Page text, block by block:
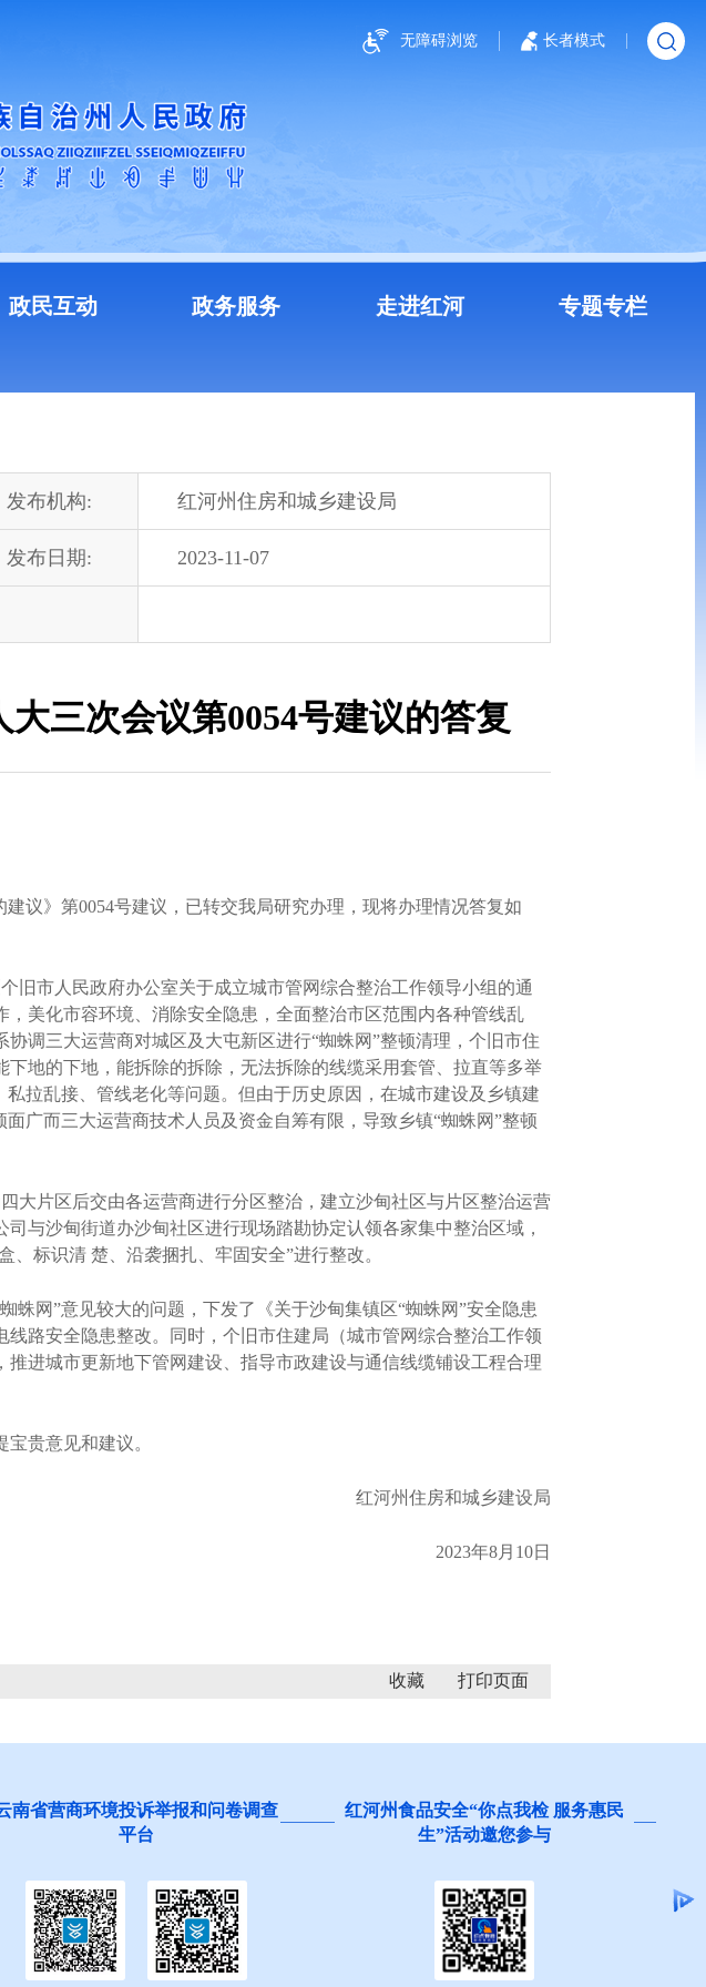
无障碍浏览 长者模式
政民互动 政务服务 走进红河 专题专栏
发布机构: 红河州住房和城乡建设局
发布日期: 2023-11-07
三次会议第0054号建议的答复
》第0054号建议，已转交我局研究办理，现将办理情况答复如
市人民政府办公室关于成立城市管网综合整治工作领导小组的通
美化市容环境、消除安全隐患，全面整治市区范围内各种管线乱
调三大运营商对城区及大屯新区进行“蜘蛛网”整顿清理，个旧市住
地的下地，能拆除的拆除，无法拆除的线缆采用套管、拉直等多举
拉乱接、管线老化等问题。但由于历史原因，在城市建设及乡镇建
广而三大运营商技术人员及资金自筹有限，导致乡镇“蜘蛛网”整顿
片区后交由各运营商进行分区整治，建立沙甸社区与片区整治运营
与沙甸街道办沙甸社区进行现场踏勘协定认领各家集中整治区域，
标识清 楚、沿袭捆扎、牢固安全”进行整改。
网”意见较大的问题，下发了《关于沙甸集镇区“蜘蛛网”安全隐患
路安全隐患整改。同时，个旧市住建局（城市管网综合整治工作领
进城市更新地下管网建设、指导市政建设与通信线缆铺设工程合理
贵意见和建议。
红河州住房和城乡建设局
2023年8月10日
收藏
南省营商环境投诉举报和问卷调查
平台
红河州食品安全“你点我检 服务惠民
生”活动邀您参与